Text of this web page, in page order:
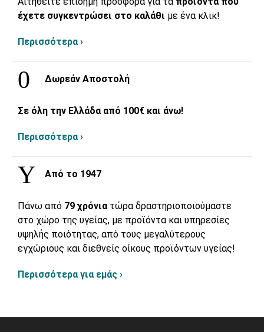
έχετε συγκεντρώσει στο καλάθι με ένα κλικ!
Περισσότερα ›
Δωρεάν Αποστολή
Σε όλη την Ελλάδα από 100€ και άνω!
Περισσότερα ›
Από το 1947
Πάνω από 79 χρόνια τώρα δραστηριοποιούμαστε
στο χώρο της υγείας, με προϊόντα και υπηρεσίες
υψηλής ποιότητας, από τους μεγαλύτερους
εγχώριους και διεθνείς οίκους προϊόντων υγείας!
Περισσότερα για εμάς ›